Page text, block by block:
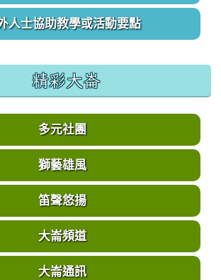
人士協助教學或活動要點
精彩大崙
多元社團
獅藝雄風
笛聲悠揚
大崙頻道
大崙通訊